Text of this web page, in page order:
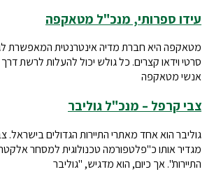
עידו ספרותי, מנכ"ל מטאקפה
מטאקפה היא חברת מדיה אינטרנטית המאפשרת
סרטי וידאו קצרים. כל גולש יכול להעלות לרשת
אנשי מטאקפה
צבי קרפל – מנכ"ל גוליבר
גוליבר הוא אחד מאתרי התיירות הגדולים
מגדיר אותו כ"פלטפורמה טכנולוגית למסחר
התיירות". אך כיום, הוא מדגיש, "גוליבר